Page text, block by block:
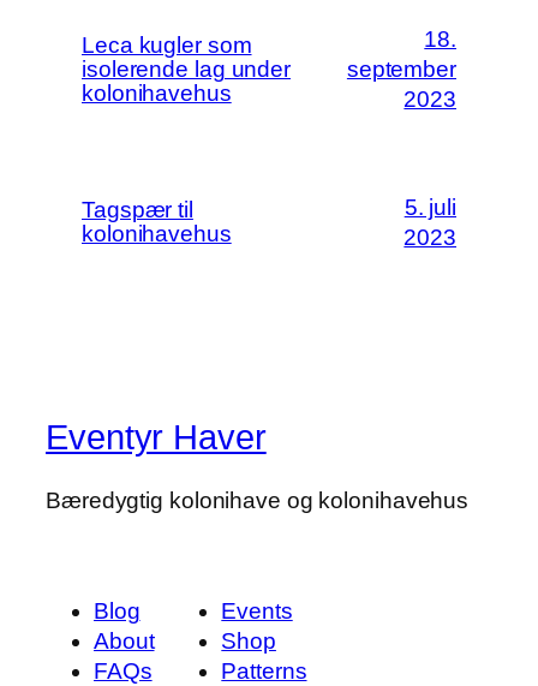
Leca kugler som
isolerende lag under
kolonihavehus
18.
september
2023
Tagspær til
kolonihavehus
5. juli
2023
Eventyr Haver
Bæredygtig kolonihave og kolonihavehus
Blog
About
FAQs
Events
Shop
Patterns